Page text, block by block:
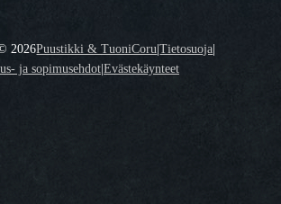
©2026Puustikki & TuoniCoru|Tietosuoja|
ja sopimusehdot|Evästekäynteet